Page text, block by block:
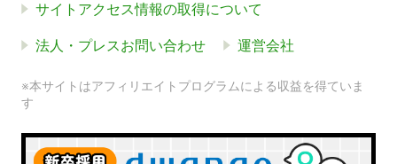
サイトアクセス情報の取得について
法人・プレスお問い合わせ 運営会社
※本サイトはアフィリエイトプログラムによる収益を得ていま
す